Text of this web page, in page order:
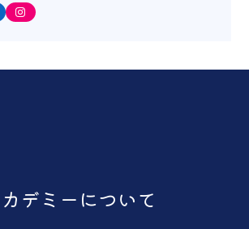
Instagram
デミーについて